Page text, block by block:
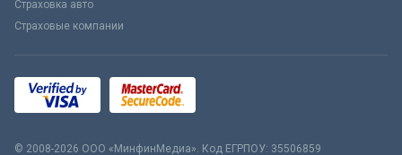
Страховка авто
Страховые компании
© 2008-2026 ООО «МинфинМедиа». Код ЕГРПОУ: 35506859